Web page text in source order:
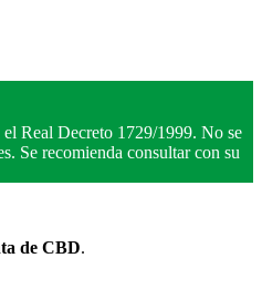
Real Decreto 1729/1999. No se
Se recomienda consultar con su
de CBD.